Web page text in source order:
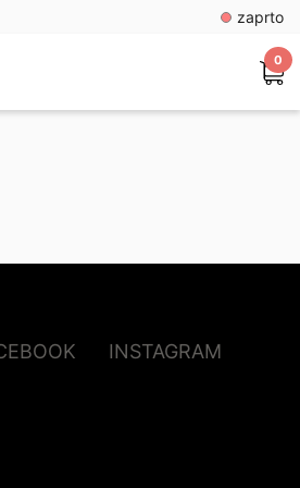
zaprto
0
INSTAGRAM